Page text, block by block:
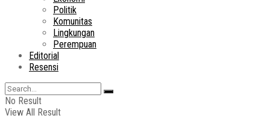
Politik
Komunitas
Lingkungan
Perempuan
Editorial
Resensi
No Result
View All Result